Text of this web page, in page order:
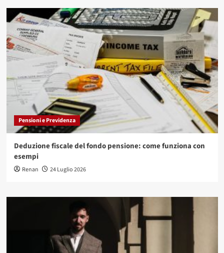
Pensioni e Previdenza
Deduzione fiscale del fondo pensione: come funziona con
esempi
Renan 24 Luglio 2026